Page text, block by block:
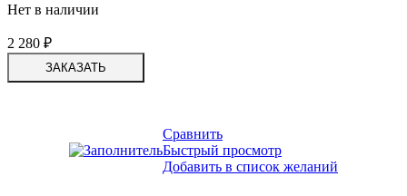
Нет в наличии
2 280 ₽
ЗАКАЗАТЬ
Сравнить
Быстрый просмотр
Добавить в список желаний